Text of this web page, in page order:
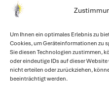
Um Ihnen ein optimales Erlebnis zu
Cookies, um Geräteinformationen zu
Sie diesen Technologien zustimmen,
oder eindeutige IDs auf dieser
nicht erteilen oder zurückziehen,
beeinträchtigt werden.
Ihr Pferd verdient das
Besuchen Sie uns und
Qualität unserer
Zu den Boxen